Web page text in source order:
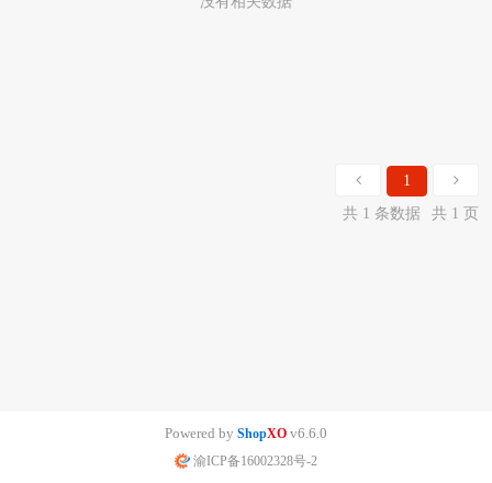
1
共 1 条数据
共 1 页
Powered by ShopXO v6.6.0
渝ICP备16002328号-2